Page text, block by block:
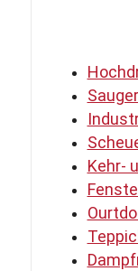
Sauger
Kehr-